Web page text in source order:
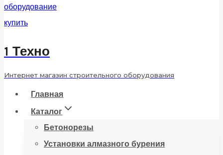
1 Техно
Интернет магазин строительного оборудования
Главная
Каталог
Бетонорезы
Установки алмазного бурения